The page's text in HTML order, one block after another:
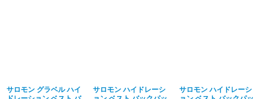
サロモン グラベル ハイ
サロモン ハイドレーシ
サロモン ハイドレーシ